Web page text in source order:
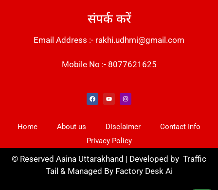
संपर्क करें
Email Address :- rakhi.udhmi@gmail.com
Mobile No :- 8077621625
Home About us Disclaimer
Contact Info
Privacy Policy
© Reserved Aaina Uttarakhand | Developed by Traffic
Tail & Managed By Factory Desk Ai